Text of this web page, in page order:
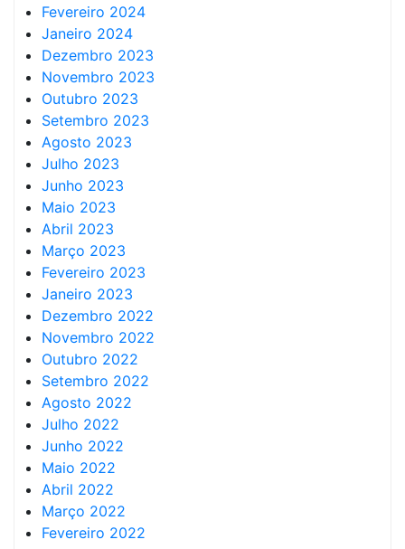
Fevereiro 2024
Janeiro 2024
Dezembro 2023
Novembro 2023
Outubro 2023
Setembro 2023
Agosto 2023
Julho 2023
Junho 2023
Maio 2023
Abril 2023
Março 2023
Fevereiro 2023
Janeiro 2023
Dezembro 2022
Novembro 2022
Outubro 2022
Setembro 2022
Agosto 2022
Julho 2022
Junho 2022
Maio 2022
Abril 2022
Março 2022
Fevereiro 2022